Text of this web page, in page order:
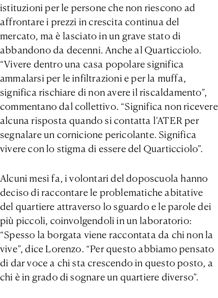
istituzioni per le persone che non riescono ad
affrontare i prezzi in crescita continua del
mercato, ma è lasciato in un grave stato di
abbandono da decenni. Anche al Quarticciolo.
“Vivere dentro una casa popolare significa
ammalarsi per le infiltrazioni e per la muffa,
significa rischiare di non avere il riscaldamento”,
commentano dal collettivo. “Significa non ricevere
alcuna risposta quando si contatta l’ATER per
segnalare un cornicione pericolante. Significa
vivere con lo stigma di essere del Quarticciolo”.
Alcuni mesi fa, i volontari del doposcuola hanno
deciso di raccontare le problematiche abitative
del quartiere attraverso lo sguardo e le parole dei
più piccoli, coinvolgendoli in un laboratorio:
“Spesso la borgata viene raccontata da chi non la
vive”, dice Lorenzo. “Per questo abbiamo pensato
di dar voce a chi sta crescendo in questo posto, a
chi è in grado di sognare un quartiere diverso”.